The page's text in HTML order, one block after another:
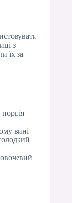
з
їх за
порція
вині